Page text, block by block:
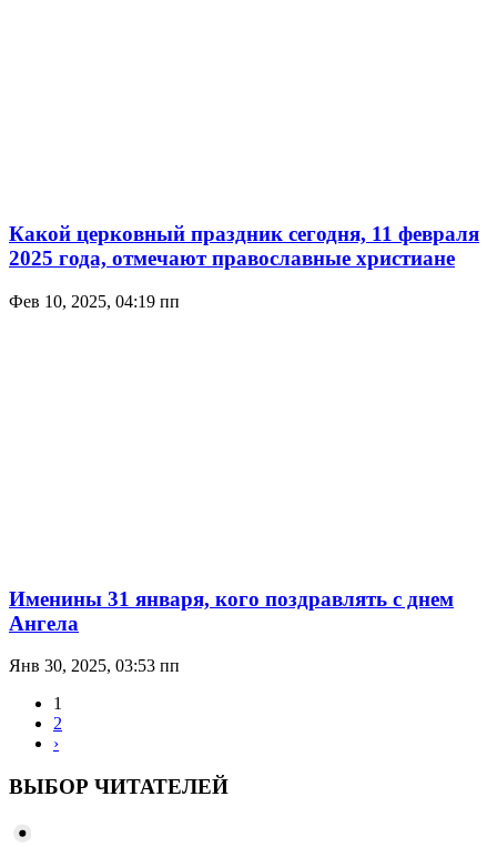
Какой церковный праздник сегодня, 11 февраля
2025 года, отмечают православные христиане
Фев 10, 2025, 04:19 пп
Именины 31 января, кого поздравлять с днем
Ангела
Янв 30, 2025, 03:53 пп
1
2
›
ВЫБОР ЧИТАТЕЛЕЙ